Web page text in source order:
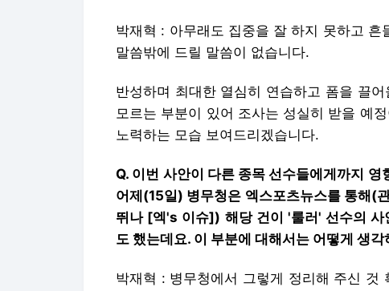
박재혁 : 아무래도 집중을 잘 하지 못하고
말씀밖에 드릴 말씀이 없습니다.
반성하며 최대한 열심히 연습하고 폼을 끌
모르는 부분이 있어 조사는 성실히 받을 예
노력하는 모습 보여드리겠습니다.
Q. 이번 사안이 다른 종목 선수들에게까지
어제(15일) 병무청은 엑스포츠뉴스를 통해(
뛰나 [엑's 이슈]) 해당 건이 '룰러' 선수의 사
도 했는데요. 이 부분에 대해서는 어떻게 생각
박재혁 : 병무청에서 그렇게 정리해 주신 것